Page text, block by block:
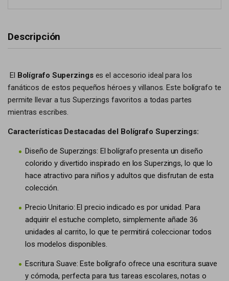
Descripción
El Bolígrafo Superzingses el accesorio ideal para los
fanáticos de estos pequeños héroes y villanos. Este bolígrafo te
permite llevar a tus Superzings favoritos a todas partes
mientras escribes.
Características Destacadas del Bolígrafo Superzings:
Diseño de Superzings: El bolígrafo presenta un diseño
colorido y divertido inspirado en los Superzings, lo que lo
hace atractivo para niños y adultos que disfrutan de esta
colección.
Precio Unitario: El precio indicado es por unidad. Para
adquirir el estuche completo, simplemente añade 36
unidades al carrito, lo que te permitirá coleccionar todos
los modelos disponibles.
Escritura Suave: Este bolígrafo ofrece una escritura suave
y cómoda, perfecta para tus tareas escolares, notas o